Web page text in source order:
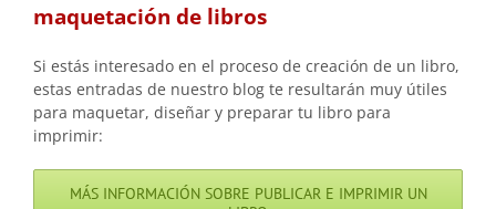
maquetación de libros
Si estás interesado en el proceso de creación de un libro,
estas entradas de nuestro blog te resultarán muy útiles
para maquetar, diseñar y preparar tu libro para
imprimir:
MÁS INFORMACIÓN SOBRE PUBLICAR E IMPRIMIR UN